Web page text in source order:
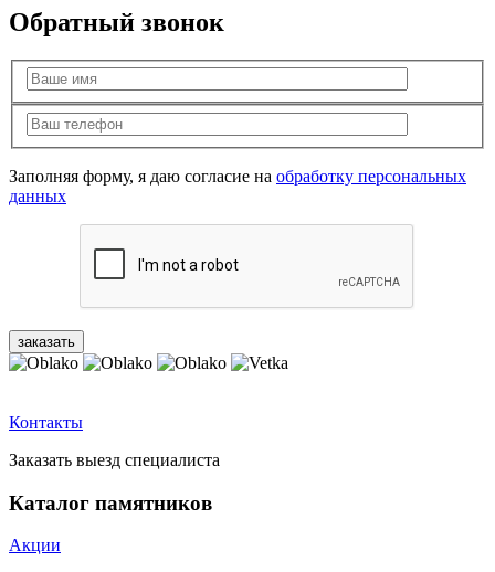
Обратный звонок
Заполняя форму, я даю согласие на обработку персональных
данных
Контакты
Заказать выезд специалиста
Каталог памятников
Акции